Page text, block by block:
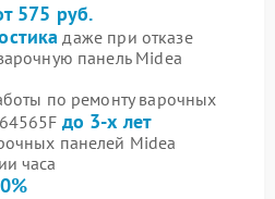
575 руб.
даже при отказе
панель Midea
по ремонту варочных
до 3-х лет
панелей Midea
часа